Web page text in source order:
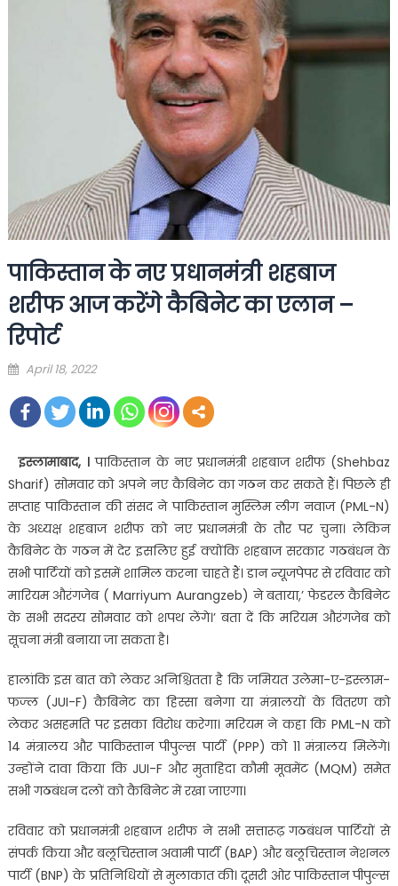
पाकिस्तान के नए प्रधानमंत्री शहबाज
शरीफ आज करेंगे कैबिनेट का एलान –
रिपोर्ट
Posted
April 18, 2022
इस्लामाबाद, । पाकिस्तान के नए प्रधानमंत्री शहबाज शरीफ (Shehbaz
Sharif) सोमवार को अपने नए कैबिनेट का गठन कर सकते हैं। पिछले ही
सप्ताह पाकिस्तान की संसद ने पाकिस्तान मुस्लिम लीग नवाज (PML-N)
के अध्यक्ष शहबाज शरीफ को नए प्रधानमंत्री के तौर पर चुना। लेकिन
कैबिनेट के गठन में देर इसलिए हुई क्योंकि शहबाज सरकार गठबंधन के
सभी पार्टियों को इसमें शामिल करना चाहते हैं। डान न्यूजपेपर से रविवार को
मारियम औरंगजेब ( Marriyum Aurangzeb) ने बताया,’ फेडरल कैबिनेट
के सभी सदस्य सोमवार को शपथ लेंगे।’ बता दें कि मरियम औरंगजेब को
सूचना मंत्री बनाया जा सकता है।
हालांकि इस बात को लेकर अनिश्चितता है कि जमियत उलेमा-ए-इस्लाम-
फज्ल (JUI-F) कैबिनेट का हिस्सा बनेगा या मंत्रालयों के वितरण को
लेकर असहमति पर इसका विरोध करेगा। मरियम ने कहा कि PML-N को
14 मंत्रालय और पाकिस्तान पीपुल्स पार्टी (PPP) को 11 मंत्रालय मिलेंगे।
उन्होंने दावा किया कि JUI-F और मुताहिदा कौमी मूवमेंट (MQM) समेत
सभी गठबंधन दलों को कैबिनेट में रखा जाएगा।
रविवार को प्रधानमंत्री शहबाज शरीफ ने सभी सत्तारूढ़ गठबंधन पार्टियों से
संपर्क किया और बलूचिस्तान अवामी पार्टी (BAP) और बलूचिस्तान नेशनल
पार्टी (BNP) के प्रतिनिधियों से मुलाकात की। दूसरी ओर पाकिस्तान पीपुल्स